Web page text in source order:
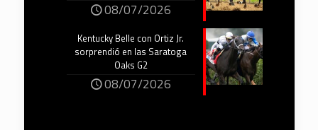
08/07/2026
Kentucky Belle con Ortiz Jr.
sorprendió en las Saratoga
Oaks G2
08/07/2026